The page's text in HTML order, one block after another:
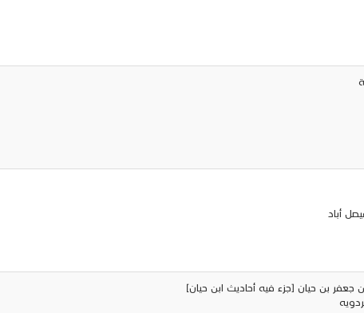
أباد
جعفر بن حيان [جزء فيه أحاديث ابن حيان]